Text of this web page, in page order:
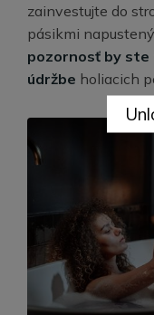
zainvestujte do
pásikmi
pozornosť by ste
údržbe holiacich